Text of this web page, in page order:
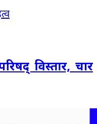
विस्तार, चार